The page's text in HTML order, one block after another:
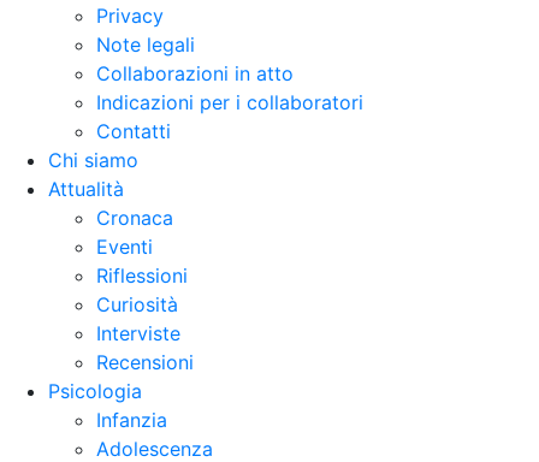
Privacy
Note legali
Collaborazioni in atto
Indicazioni per i collaboratori
Contatti
Chi siamo
Attualità
Cronaca
Eventi
Riflessioni
Curiosità
Interviste
Recensioni
Psicologia
Infanzia
Adolescenza